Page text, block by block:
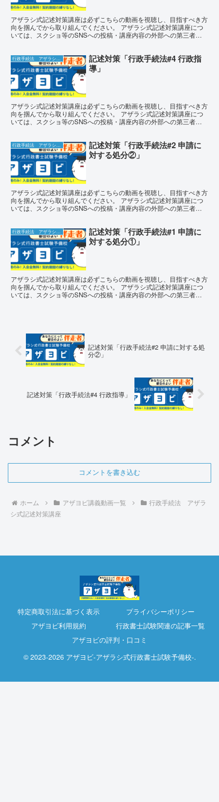
アザラシ式記述対策講座は必ずこちらの動画を視聴し、目指すべき方
向を掴んでから取り組んでください。 アザラシ式記述対策講座につ
いては、スクショ等のSNSへの投稿・講座内容の外部への第三者へ
行政手続法 アザラシ式記述対策講座
記述対策「行政手続法#4 行政指
導」
アザラシ式記述対策講座は必ずこちらの動画を視聴し、目指すべき方
向を掴んでから取り組んでください。 アザラシ式記述対策講座につ
いては、スクショ等のSNSへの投稿・講座内容の外部への第三者へ
行政手続法 アザラシ式記述対策講座
記述対策「行政手続法#2 申請に
対する処分②」
アザラシ式記述対策講座は必ずこちらの動画を視聴し、目指すべき方
向を掴んでから取り組んでください。 アザラシ式記述対策講座につ
いては、スクショ等のSNSへの投稿・講座内容の外部への第三者へ
行政手続法 アザラシ式記述対策講座
記述対策「行政手続法#1 申請に
対する処分①」
アザラシ式記述対策講座は必ずこちらの動画を視聴し、目指すべき方
向を掴んでから取り組んでください。 アザラシ式記述対策講座につ
いては、スクショ等のSNSへの投稿・講座内容の外部への第三者へ
記述対策「行政手続法#2 申請に対する処
分②」
記述対策「行政手続法#4 行政指導」
コメント
コメントを書き込む
ホーム アザヨビ講義動画一覧
行政手続法 アザラ
シ式記述対策講座
特定商取引法に基づく表示
プライバシーポリシー
アザヨビ利用規約
行政書士試験関連の記事一覧
アザヨビの評判・口コミ
© 2023-2026 アザヨビ-アザラシ式行政書士試験予備校-.